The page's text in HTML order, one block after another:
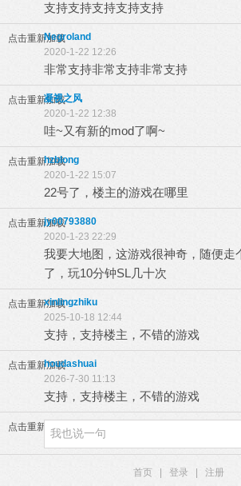
支持支持支持支持支持
点击重新加载Negroland
2020-1-22 12:26
非常支持非常支持非常支持
点击重新加载
凝视之风
2020-1-22 12:38
哇~又有新的mod了啊~
点击重新加载
hzblong
2020-1-22 15:07
22号了，楼主的游戏在哪里
点击重新加载jy00793880
2020-1-23 22:29
我要大地图，这游戏很神奇，随便走
了，玩10分钟SL几十次
点击重新加载xinlingzhiku
2025-10-18 12:44
支持，支持楼主，不错的游戏
点击重新加载houdashuai
2026-7-30 11:13
支持，支持楼主，不错的游戏
点击重新加载
首页 登录 注册